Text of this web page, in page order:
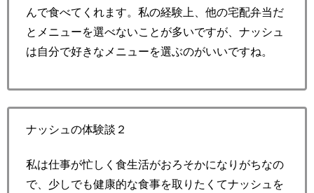
んで食べてくれます。私の経験上、他の宅配弁当だ
とメニューを選べないことが多いですが、ナッシュ
は自分で好きなメニューを選ぶのがいいですね。
ナッシュの体験談２
私は仕事が忙しく食生活がおろそかになりがちなの
で、少しでも健康的な食事を取りたくてナッシュを